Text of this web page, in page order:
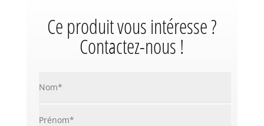
Ce produit vous intéresse ?
Contactez-nous !